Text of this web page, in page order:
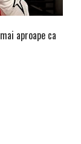
aproape ca